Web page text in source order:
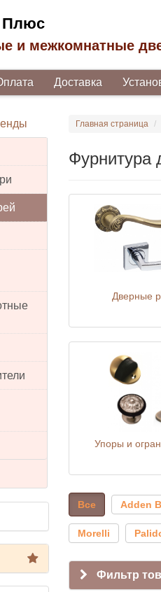
Плюс
и межкомнатные
Доставка
Главная страница
Фурнитура
Дверные
Упоры и
Все Adden
Morelli
Фильтр